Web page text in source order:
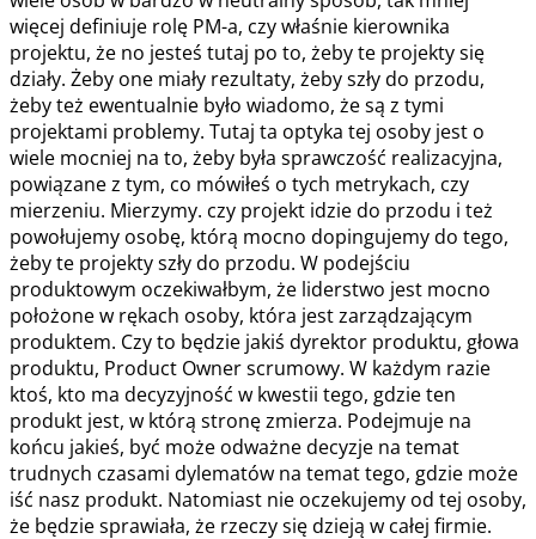
więcej definiuje rolę PM-a, czy właśnie kierownika
projektu, że no jesteś tutaj po to, żeby te projekty się
działy. Żeby one miały rezultaty, żeby szły do przodu,
żeby też ewentualnie było wiadomo, że są z tymi
projektami problemy. Tutaj ta optyka tej osoby jest o
wiele mocniej na to, żeby była sprawczość realizacyjna,
powiązane z tym, co mówiłeś o tych metrykach, czy
mierzeniu. Mierzymy. czy projekt idzie do przodu i też
powołujemy osobę, którą mocno dopingujemy do tego,
żeby te projekty szły do przodu. W podejściu
produktowym oczekiwałbym, że liderstwo jest mocno
położone w rękach osoby, która jest zarządzającym
produktem. Czy to będzie jakiś dyrektor produktu, głowa
produktu, Product Owner scrumowy. W każdym razie
ktoś, kto ma decyzyjność w kwestii tego, gdzie ten
produkt jest, w którą stronę zmierza. Podejmuje na
końcu jakieś, być może odważne decyzje na temat
trudnych czasami dylematów na temat tego, gdzie może
iść nasz produkt. Natomiast nie oczekujemy od tej osoby,
że będzie sprawiała, że rzeczy się dzieją w całej firmie.